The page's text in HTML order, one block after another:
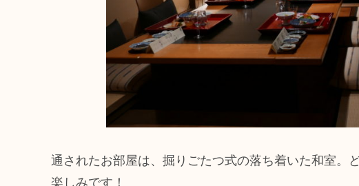
通されたお部屋は、掘りごたつ式の落ち着いた和室。
楽しみです！